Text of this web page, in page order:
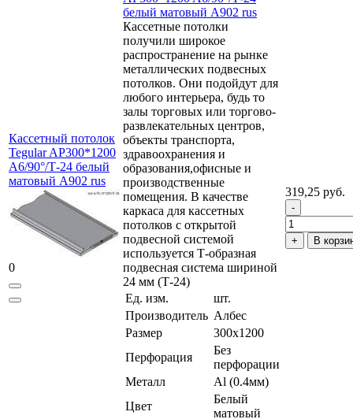
Кассетный потолок
Tegular AP300*1200
A6/90°/Т-24 белый
матовый А902 rus
0
белый матовый А902 rus
Кассетные потолки
получили широкое
распространение на рынке
металлических подвесных
потолков. Они подойдут для
любого интерьера, будь то
залы торговых или торгово-
развлекательных центров,
объекты транспорта,
здравоохранения и
образования,офисные и
производственные
помещения. В качестве
каркаса для кассетных
потолков с открытой
подвесной системой
используется Т-образная
подвесная система шириной
24 мм (Т-24)
Ед. изм.
шт.
Производитель Албес
Размер
300x1200
Перфорация
Без
перфорации
Металл
Al (0.4мм)
Цвет
Белый
матовый
319,25 руб.
В